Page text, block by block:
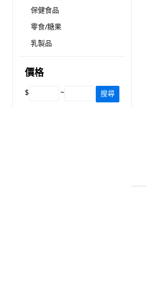
保健食品
零食/糖果
乳製品
價格
$ ~ 搜尋